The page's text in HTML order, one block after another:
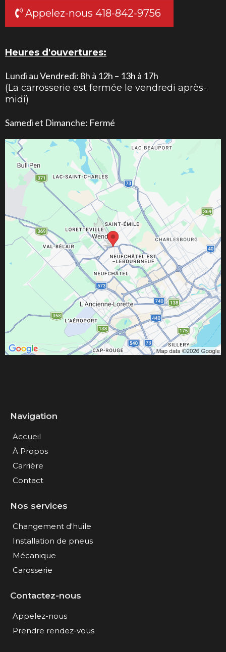
Appelez-nous 418-842-9756
Heures d'ouvertures:
Lundi au Vendredi: 8h à 12h – 13h à 17h
(La carrosserie est fermée le vendredi après-
midi)
Samedi et Dimanche: Fermé
Navigation
Accueil
À Propos
Carrière
Contact
Nos services
Changement d'huile
Installation de pneus
Mécanique
Carosserie
Contactez-nous
Appelez-nous
Prendre rendez-vous